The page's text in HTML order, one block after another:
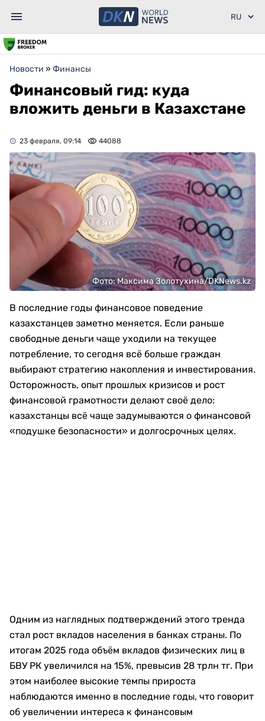
Новости » Финансы
Финансовый гид: куда
вложить деньги в Казахстане
23 февраля, 09:14 44088
Фото: Максима Золотухина/DKNews.kz
В последние годы финансовое поведение
казахстанцев заметно меняется. Если раньше
свободные деньги чаще уходили на текущее
потребление, то сегодня всё больше граждан
выбирают стратегию накопления и инвестирования.
Осторожность, опыт прошлых кризисов и рост
финансовой грамотности делают своё дело:
казахстанцы всё чаще задумываются о финансовой
«подушке безопасности» и долгосрочных целях.
Одним из наглядных подтверждений этого тренда
стал рост вкладов населения в банках страны. По
итогам 2025 года объём вкладов физических лиц в
БВУ РК увеличился на 15%, превысив 28 трлн тг. При
этом наиболее высокие темпы прироста
наблюдаются именно в последние годы, что говорит
об увеличении интереса к финансовым